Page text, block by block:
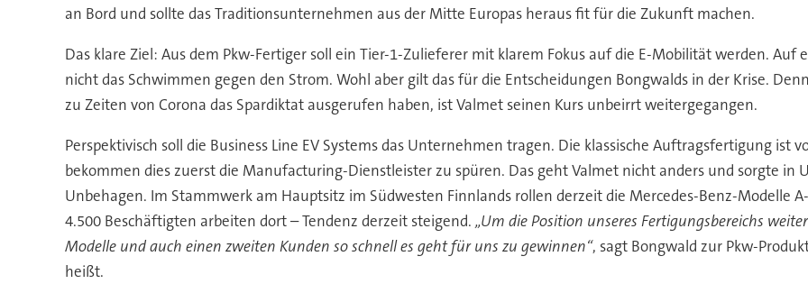
an Bord und sollte das Traditionsunternehmen aus der Mitte Europas heraus fit für die Zukunft machen.
Das klare Ziel: Aus dem Pkw-Fertiger soll ein Tier-1-Zulieferer mit klarem Fokus auf die E-Mobilität werden.
nicht das Schwimmen gegen den Strom. Wohl aber gilt das für die Entscheidungen Bongwalds in der Krise.
zu Zeiten von Corona das Spardiktat ausgerufen haben, ist Valmet seinen Kurs unbeirrt weitergegangen.
Perspektivisch soll die Business Line EV Systems das Unternehmen tragen. Die klassische Auftragsfertigung ist
bekommen dies zuerst die Manufacturing-Dienstleister zu spüren. Das geht Valmet nicht anders und sorgte in
Unbehagen. Im Stammwerk am Hauptsitz im Südwesten Finnlands rollen derzeit die Mercedes-Benz-Modelle
4.500 Beschäftigten arbeiten dort – Tendenz derzeit steigend. „Um die Position unseres Fertigungsbereichs
Modelle und auch einen zweiten Kunden so schnell es geht für uns zu gewinnen“, sagt Bongwald zur Pkw-
heißt.